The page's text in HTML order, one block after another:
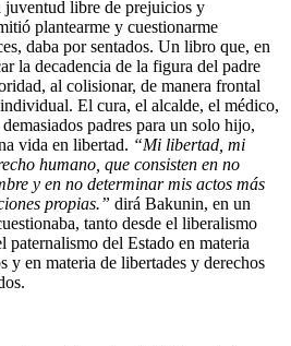
juventud libre de prejuicios y
plantearme y cuestionarme
daba por sentados. Un libro que, en
la decadencia de la figura del padre
al colisionar, de manera frontal
El cura, el alcalde, el médico,
padres para un solo hijo,
vida en libertad. “Mi libertad, mi
humano, que consisten en no
y en no determinar mis actos más
propias.” dirá Bakunin, en un
tanto desde el liberalismo
paternalismo del Estado en materia
y en materia de libertades y derechos